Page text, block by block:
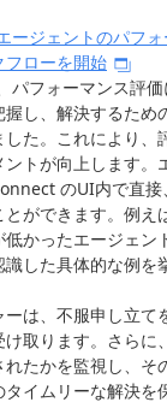
ジェントのパフ
フローを開始
フォーマンス評
握し、解決するため
た。これにより、
トが向上します。
のUI内で直
ができます。例え
かったエージェン
した具体的な例を
は、不服申し立て
取ります。さらに
たかを監視し、そ
イムリーな解決を